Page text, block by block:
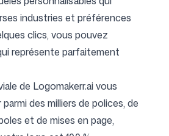
industries et préférences
clics, vous pouvez
représente parfaitement
de Logomakerr.ai vous
des milliers de polices, de
et de mises en page,